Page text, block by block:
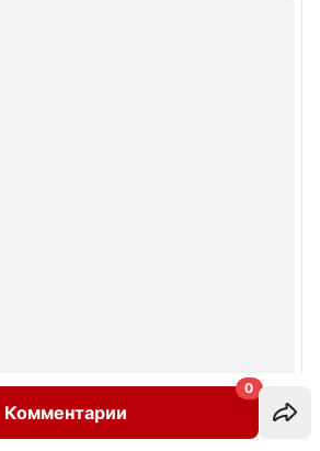
Комментарии
0